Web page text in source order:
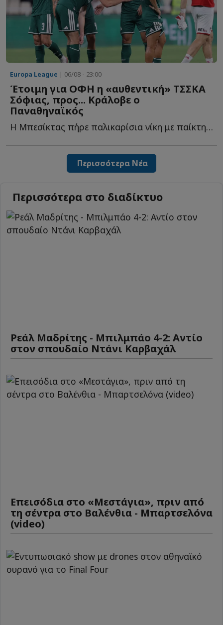
Europa League | 06/08 - 23:00
Έτοιμη για ΟΦΗ η «αυθεντική» ΤΣΣΚΑ
Σόφιας, προς... Κράλοβε ο
Παναθηναϊκός
Η Μπεσίκτας πήρε παλικαρίσια νίκη με παίκτη λιγότερο μ...
Περισσότερα Νέα
Περισσότερα στο διαδίκτυο
Ρεάλ Μαδρίτης - Μπιλμπάο 4-2: Αντίο
στον σπουδαίο Ντάνι Καρβαχάλ
Επεισόδια στο «Μεστάγια», πριν από
τη σέντρα στο Βαλένθια - Μπαρτσελόνα
(video)